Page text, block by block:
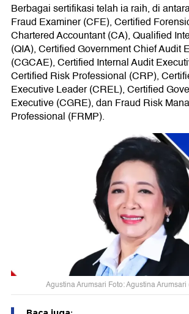
Berbagai sertifikasi telah ia raih, di
Fraud Examiner (CFE), Certified
Chartered Accountant (CA), Qualified
(QIA), Certified Government Chief Audit
(CGCAE), Certified Internal Audit
Certified Risk Professional (CRP),
Executive Leader (CREL), Certified
Executive (CGRE), dan Fraud Risk
Professional (FRMP).
Agustina Arumsari Foto: Agustina Arumsari